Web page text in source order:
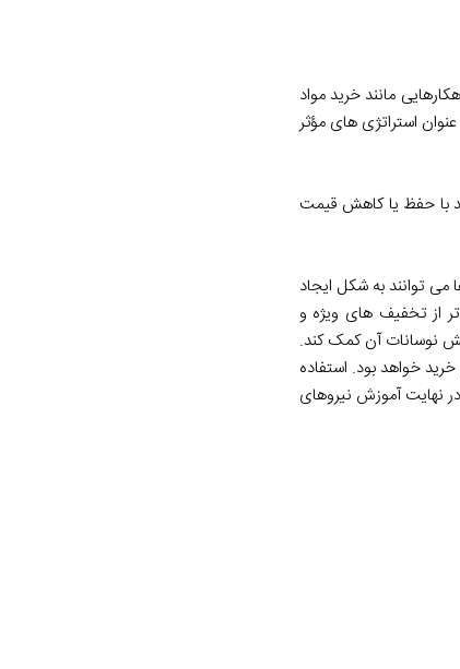
مانند خرید مواد
استراتژی های مؤثر
با حفظ یا کاهش قیمت
توانند به شکل ایجاد
از تخفیف های ویژه و
نوسانات آن کمک کند.
خواهد بود. استفاده
نهایت آموزش نیروهای